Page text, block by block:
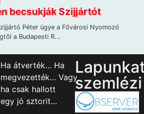
Ha átverték… Ha
megvezették… Vagy
ha csak hallott
egy jó sztorit…
szemlézi